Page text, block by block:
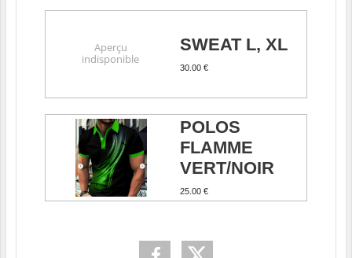
SWEAT L, XL
30.00 €
POLOS
FLAMME
VERT/NOIR
25.00 €